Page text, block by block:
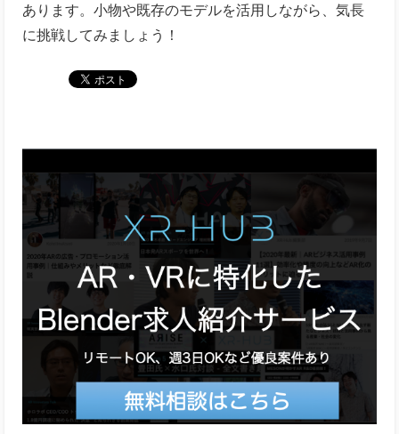
あります。小物や既存のモデルを活用しながら、気長
に挑戦してみましょう！